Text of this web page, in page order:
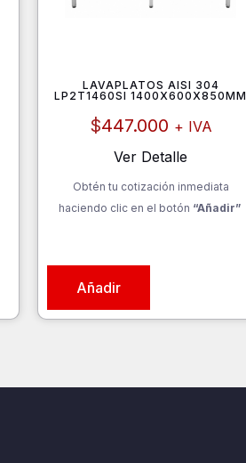
LAVAPLATOS AISI 304
LP2T1460SI 1400X600X850MM
$447.000 + IVA
Ver Detalle
Obtén tu cotización inmediata
haciendo clic en el botón “Añadir”
Añadir